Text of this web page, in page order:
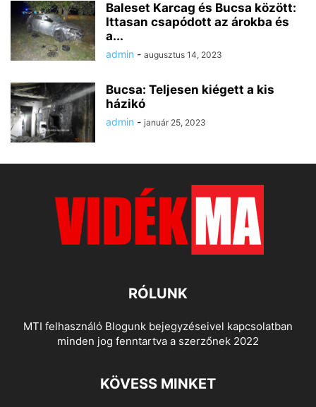
Baleset Karcag és Bucsa között:
Ittasan csapódott az árokba és
a...
admin - augusztus 14, 2023
Bucsa: Teljesen kiégett a kis
házikó
admin - január 25, 2023
RÓLUNK
MTI felhasználó Blogunk bejegyzéseivel kapcsolatban
minden jog fenntartva a szerzőnek 2022
KÖVESS MINKET